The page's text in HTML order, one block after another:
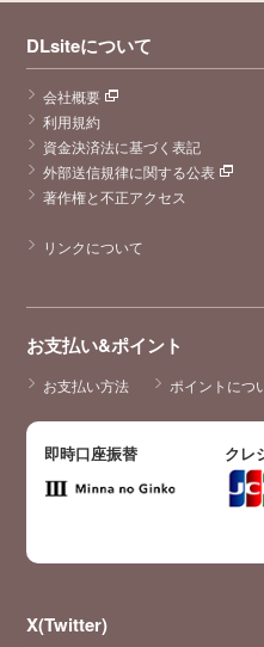
DLsiteについて
会社概要
利用規約
資金決済法に基づく表記
外部送信規律に関する公表
著作権と不正アクセス
リンクについて
お支払い&ポイント
お支払い方法 ポイントにつ
即時口座振替 クレ
X(Twitter)